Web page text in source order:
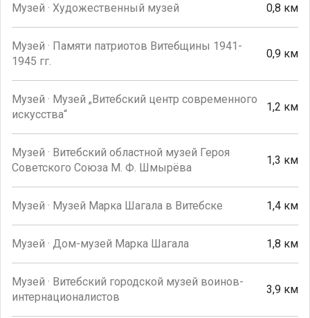
Музей · Художественный музей 0,8 км
Музей · Памяти патриотов Витебщины 1941-
1945 гг.
0,9 км
Музей · Музей „Витебский центр современного
искусства“
1,2 км
Музей · Витебский областной музей Героя
Советского Союза М. Ф. Шмырёва
1,3 км
Музей · Музей Марка Шагала в Витебске 1,4 км
Музей · Дом-музей Марка Шагала 1,8 км
Музей · Витебский городской музей воинов-
интернационалистов
3,9 км